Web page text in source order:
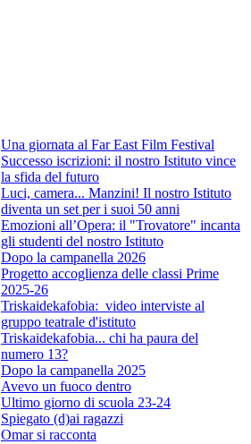
Una giornata al Far East Film Festival
Successo iscrizioni: il nostro Istituto vince
la sfida del futuro
Luci, camera... Manzini! Il nostro Istituto
diventa un set per i suoi 50 anni
Emozioni all’Opera: il "Trovatore" incanta
gli studenti del nostro Istituto
Dopo la campanella 2026
Progetto accoglienza delle classi Prime
2025-26
Triskaidekafobia: video interviste al
gruppo teatrale d'istituto
Triskaidekafobia... chi ha paura del
numero 13?
Dopo la campanella 2025
Avevo un fuoco dentro
Ultimo giorno di scuola 23-24
Spiegato (d)ai ragazzi
Omar si racconta